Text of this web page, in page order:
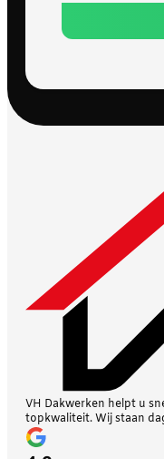
VH Dakwerken helpt u
topkwaliteit. Wij staan